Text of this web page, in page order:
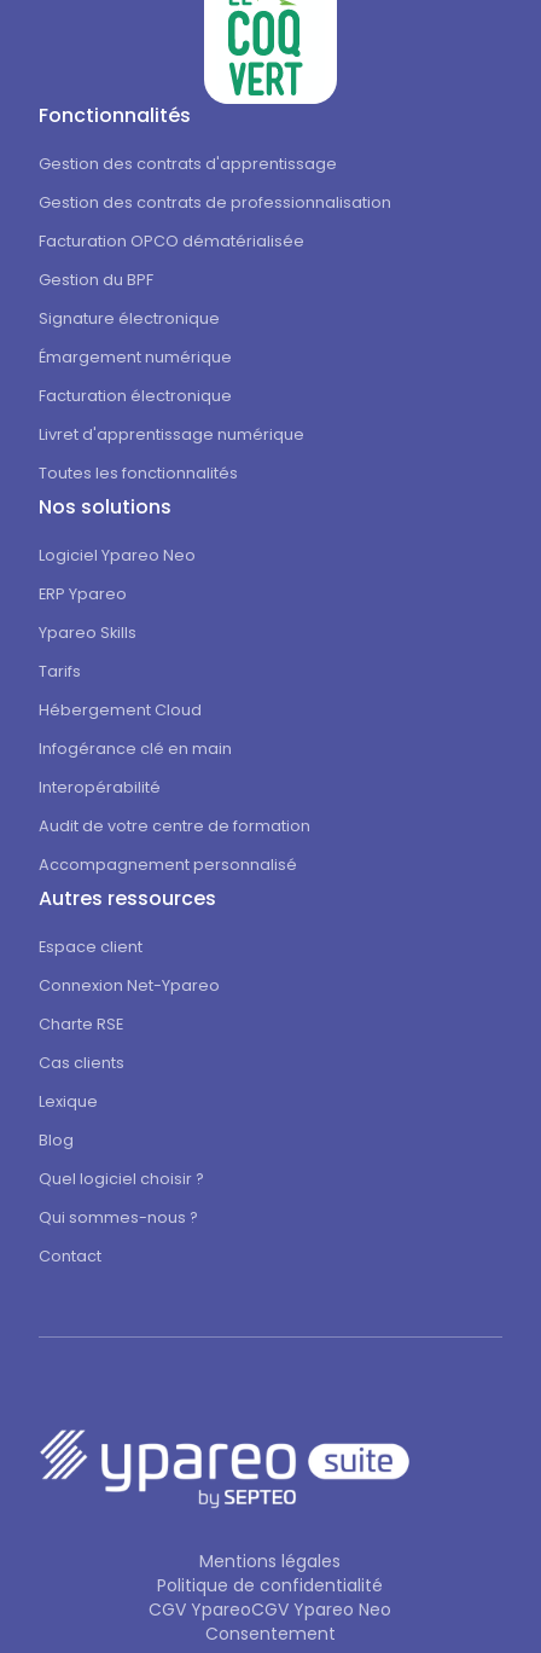
Fonctionnalités
Gestion des contrats d'apprentissage
Gestion des contrats de professionnalisation
Facturation OPCO dématérialisée
Gestion du BPF
Signature électronique
Émargement numérique
Facturation électronique
Livret d'apprentissage numérique
Toutes les fonctionnalités
Nos solutions
Logiciel Ypareo Neo
ERP Ypareo
Ypareo Skills
Tarifs
Hébergement Cloud
Infogérance clé en main
Interopérabilité
Audit de votre centre de formation
Accompagnement personnalisé
Autres ressources
Espace client
Connexion Net-Ypareo
Charte RSE
Cas clients
Lexique
Blog
Quel logiciel choisir ?
Qui sommes-nous ?
Contact
Mentions légales
Politique de confidentialité
CGV YpareoCGV Ypareo Neo
Consentement